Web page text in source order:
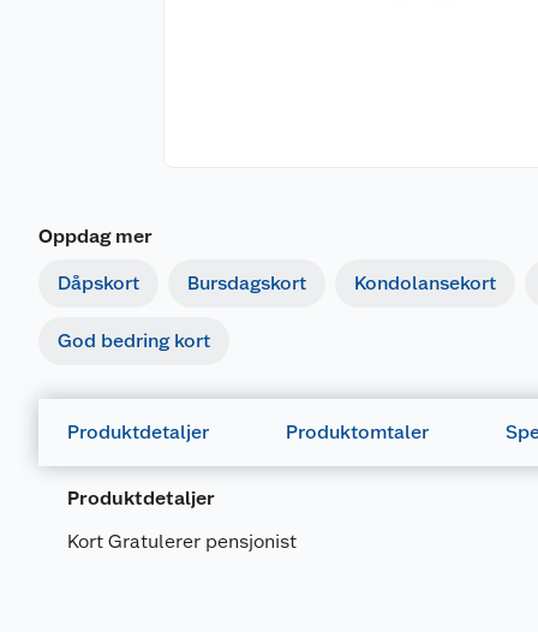
Oppdag mer
Dåpskort Bursdagskort Kondolansekort
God bedring kort
Produktdetaljer Produktomtaler
Produktdetaljer
Kort Gratulerer pensjonist